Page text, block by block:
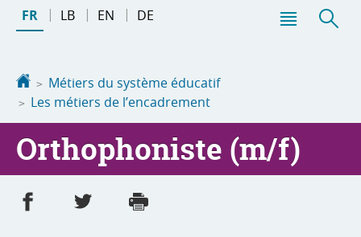
Changer
de
FR LB EN DE
Accueil
Métiers du système éducatif
Les métiers de l’encadrement
Orthophoniste (m/f)
Partager sur Facebook
Partager sur Twitter